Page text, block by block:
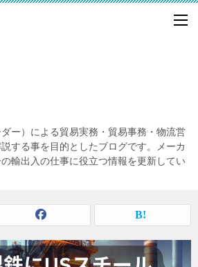
ー）による貿易実務・貿易事務・物流営
する事を目的としたブログです。メーカ
輸出入の仕事に役立つ情報を更新してい